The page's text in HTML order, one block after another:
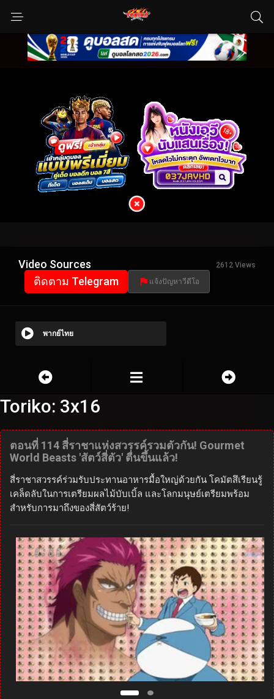
Video Sources 2612 Views
ติดตาม Telegram แจ้งปัญหาวีดีโอ
พากย์ไทย
Toriko: 3x16
ตอนที่ 114 สี่ราชาแห่งสวรรค์รวมตัวกัน! Gourmet
World Beasts 'สัตว์สี่ตัว' ตื่นขึ้นแล้ว!
สี่ราชาสวรรค์ร่วมรับประทานอาหารมื้อใหญ่ด้วยกัน โคมัตสึเรียนรู้
เคล็ดลับในการเตรียมผลไม้บับเบิ้ล และโลกมนุษย์เตรียมพร้อม
สำหรับการมาถึงของสี่สัตว์ร้าย!